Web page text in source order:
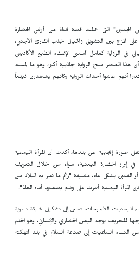
الجنتين" التي حملت قصة فتاة من أرض الحضارة
المزج بين التشويق والخيال لجذب القارئ الأجنبي،
في الرواية كعامل أساسي لإضفاء الطابع الأكاديمي
هذا العنصر منح الرواية جاذبية أكبر، وهو ما لمسته
أنهم عاشوا أحداث الرواية وكأنهم يشاهدون فيلماً
صورة إيجابية عن بلدها، أكدت أن المرأة اليمنية
إبراز الحضارة اليمنية، سواء من خلال التعريف
أو الفنون بشكل عام، مضيفة "رغم ما تمر به البلاد من
المرأة اليمنية أصرت على وضع بصمتها أمام العالم".
اليمنيات الطموحات، تسعى إلى تشكيل شبكة نسوية
للتعريف بوجه اليمن الحضاري والإنساني، وهو الحلم
النساء الساعيات إلى صناعة السلام في بلد أنهكته